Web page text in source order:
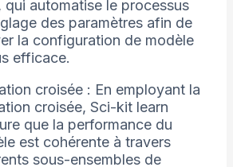
qui automatise le processus
des paramètres afin de
la configuration de modèle
efficace.
croisée : En employant la
croisée, Sci-kit learn
que la performance du
est cohérente à travers
sous-ensembles de